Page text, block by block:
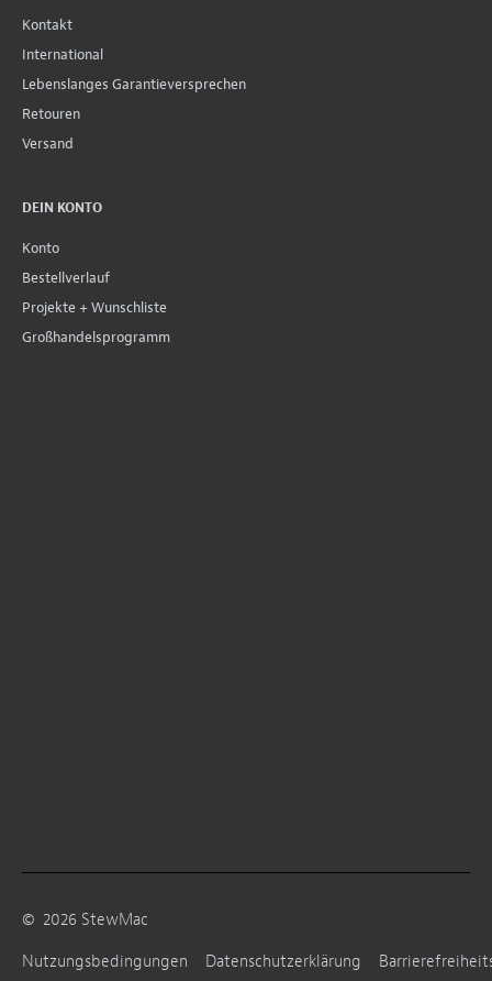
Kontakt
International
Lebenslanges Garantieversprechen
Retouren
Versand
DEIN KONTO
Konto
Bestellverlauf
Projekte + Wunschliste
Großhandelsprogramm
© 2026 StewMac
Nutzungsbedingungen
Datenschutzerklärung